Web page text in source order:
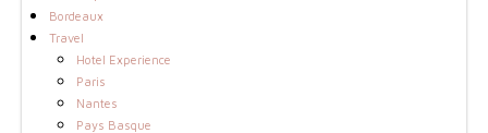
Bordeaux
Travel
Hotel Experience
Paris
Nantes
Pays Basque